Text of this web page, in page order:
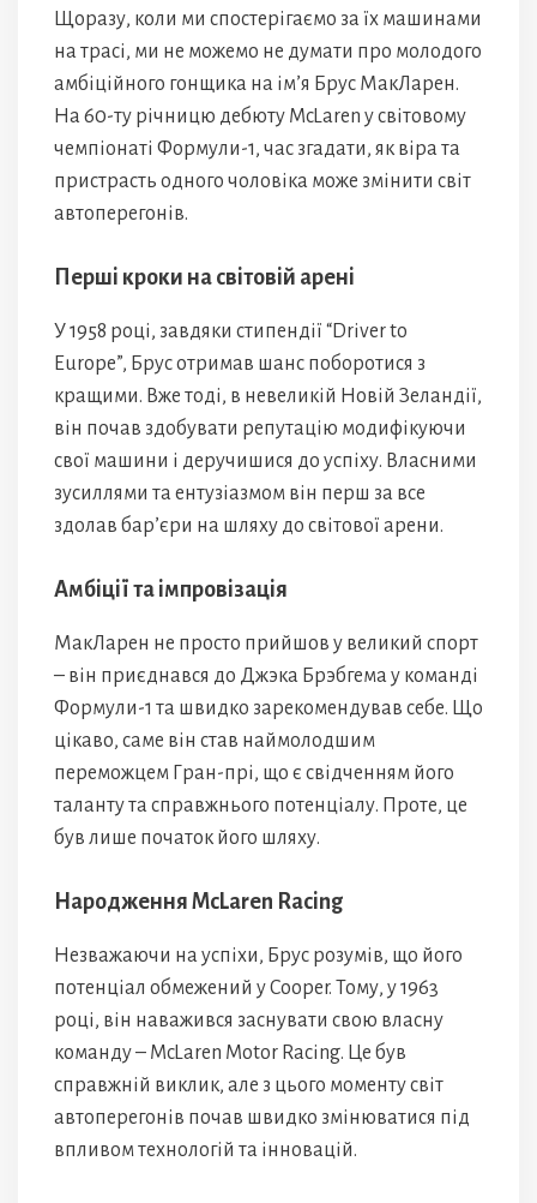
Щоразу, коли ми спостерігаємо за їх машинами
на трасі, ми не можемо не думати про молодого
амбіційного гонщика на ім’я Брус МакЛарен.
На 60-ту річницю дебюту McLaren у світовому
чемпіонаті Формули-1, час згадати, як віра та
пристрасть одного чоловіка може змінити світ
автоперегонів.
Перші кроки на світовій арені
У 1958 році, завдяки стипендії “Driver to
Europe”, Брус отримав шанс поборотися з
кращими. Вже тоді, в невеликій Новій Зеландії,
він почав здобувати репутацію модифікуючи
свої машини і деручишися до успіху. Власними
зусиллями та ентузіазмом він перш за все
здолав бар’єри на шляху до світової арени.
Амбіції та імпровізація
МакЛарен не просто прийшов у великий спорт
– він приєднався до Джэка Брэбгема у команді
Формули-1 та швидко зарекомендував себе. Що
цікаво, саме він став наймолодшим
переможцем Гран-прі, що є свідченням його
таланту та справжнього потенціалу. Проте, це
був лише початок його шляху.
Народження McLaren Racing
Незважаючи на успіхи, Брус розумів, що його
потенціал обмежений у Cooper. Тому, у 1963
році, він наважився заснувати свою власну
команду – McLaren Motor Racing. Це був
справжній виклик, але з цього моменту світ
автоперегонів почав швидко змінюватися під
впливом технологій та інновацій.